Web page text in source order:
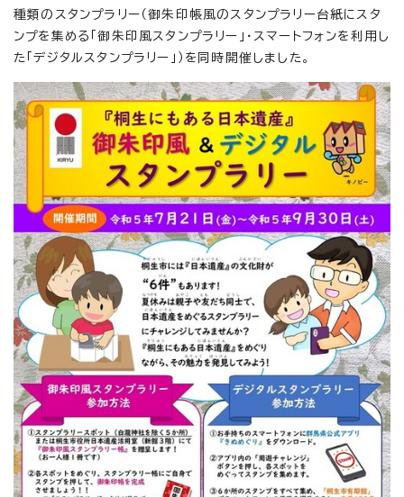
種類のスタンプラリー（御朱印帳風のスタンプラリー台紙にスタ
ンプを集める「御朱印風スタンプラリー」・スマートフォンを利用し
た「デジタルスタンプラリー」）を同時開催しました。